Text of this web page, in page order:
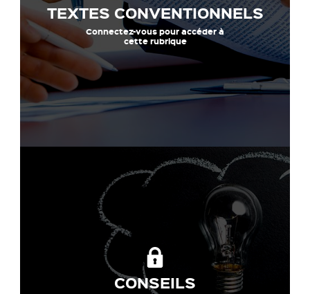
TEXTES CONVENTIONNELS
Connectez-vous pour accéder à
cette rubrique
CONSEILS